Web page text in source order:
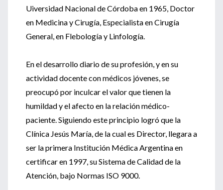
Uiversidad Nacional de Córdoba en 1965, Doctor
en Medicina y Cirugía, Especialista en Cirugía
General, en Flebología y Linfología.
En el desarrollo diario de su profesión, y en su
actividad docente con médicos jóvenes, se
preocupó por inculcar el valor que tienen la
humildad y el afecto en la relación médico-
paciente. Siguiendo este principio logró que la
Clínica Jesús María, de la cual es Director, llegara a
ser la primera Institución Médica Argentina en
certificar en 1997, su Sistema de Calidad de la
Atención, bajo Normas ISO 9000.